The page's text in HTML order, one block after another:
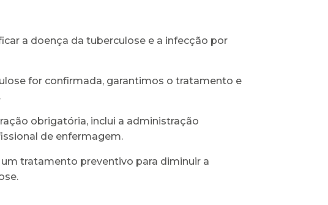
a doença da tuberculose e a infecção por
for confirmada, garantimos o tratamento e
obrigatória, inclui a administração
de enfermagem.
tratamento preventivo para diminuir a